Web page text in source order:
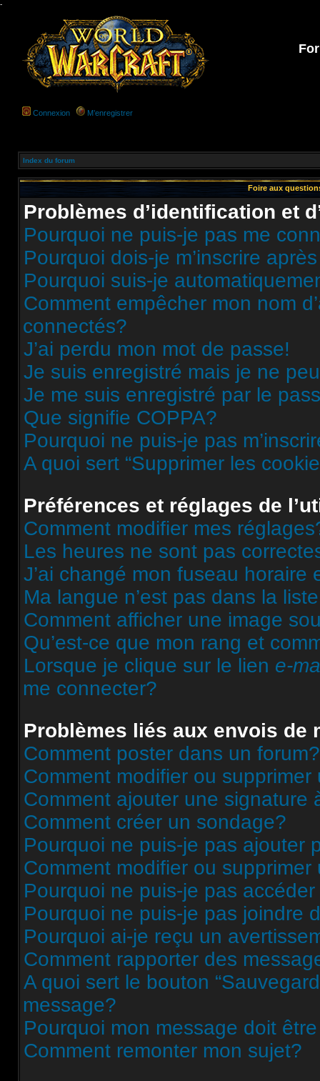
-
Connexion M’enregistrer
Index du forum
Foire aux
Problèmes d’identification et
Pourquoi ne puis-je pas me
Pourquoi dois-je m’inscrire
Pourquoi suis-je
Comment empêcher mon nom
connectés?
J’ai perdu mon mot de passe!
Je suis enregistré mais je ne
Je me suis enregistré par le
Que signifie COPPA?
Pourquoi ne puis-je pas
A quoi sert “Supprimer les
Préférences et réglages de
Comment modifier mes
Les heures ne sont pas
J’ai changé mon fuseau horaire
Ma langue n’est pas dans la
Comment afficher une image
Qu’est-ce que mon rang et
Lorsque je clique sur le lien e-
me connecter?
Problèmes liés aux envois de
Comment poster dans un forum?
Comment modifier ou supprimer
Comment ajouter une signature
Comment créer un sondage?
Pourquoi ne puis-je pas ajouter
Comment modifier ou supprimer
Pourquoi ne puis-je pas
Pourquoi ne puis-je pas joindre
Pourquoi ai-je reçu un
Comment rapporter des
A quoi sert le bouton
message?
Pourquoi mon message doit
Comment remonter mon sujet?